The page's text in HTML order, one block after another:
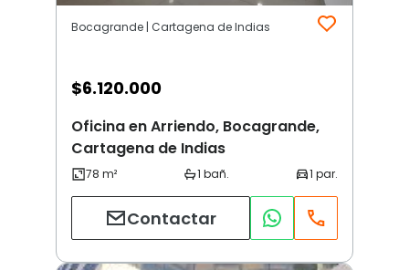
Bocagrande | Cartagena de Indias
$6.120.000
Oficina en Arriendo, Bocagrande,
Cartagena de Indias
Contactar